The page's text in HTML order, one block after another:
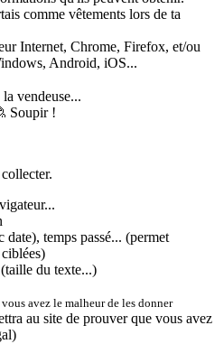
comme vêtements lors de ta
Internet, Chrome, Firefox, et/ou
Android, iOS...
vendeuse...
Soupir !
date), temps passé... (permet
du texte...)
avez le malheur de les donner
au site de prouver que vous avez